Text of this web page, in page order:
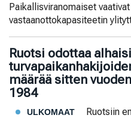
Paikallisviranomaiset
vastaanottokapasiteetin
Ruotsi odottaa
määrää sitten vuoden
1984
ULKOMAAT
Ruotsiin